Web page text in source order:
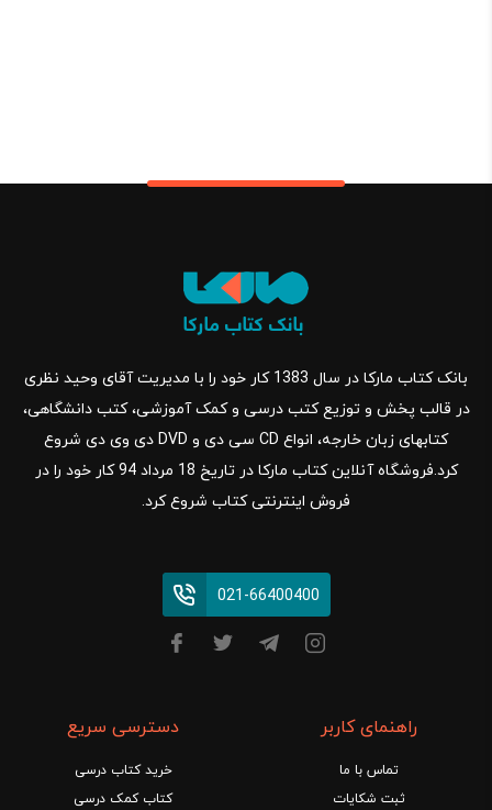
بانک کتاب مارکا در سال 1383 کار خود را با مدیریت آقای وحید نظری
در قالب پخش و توزیع کتب درسی و کمک آموزشی، کتب دانشگاهی،
کتابهای زبان خارجه، انواع CD سی دی و DVD دی وی دی شروع
کرد.فروشگاه آنلاین کتاب مارکا در تاریخ 18 مرداد 94 کار خود را در
فروش اینترنتی کتاب شروع کرد.
021-66400400
راهنمای کاربر
تماس با ما
ثبت شکایات
دسترسی سریع
خرید کتاب درسی
کتاب کمک درسی